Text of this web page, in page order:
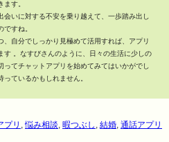
す。
いに対する不安を乗り越えて、一歩踏み出し
すね。
、自分でしっかり見極めて活用すれば、アプリ
す 。なすびさんのように、日々の生活に少しの
てチャットアプリを始めてみてはいかがでし
っているかもしれません。
プリ ,悩み相談 暇つぶし 結婚 通話アプリ